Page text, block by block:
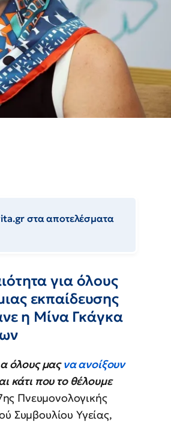
στα αποτελέσματα
για όλους
εκπαίδευσης
η Μίνα Γκάγκα
όλους μαςνα ανοίξουν
κάτι που το θέλουμε
Πνευμονολογικής
Συμβουλίου Υγείας,